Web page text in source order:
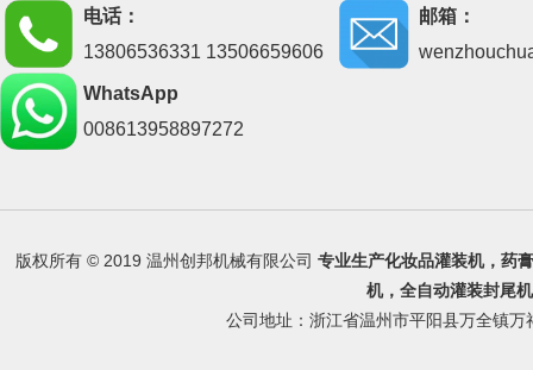
电话：
13806536331 13506659606
邮箱：
WhatsApp
008613958897272
版权所有 © 2019 温州创邦机械有限公司 专业生产化妆品灌装机， 药
机， 全自动灌装封尾机
公司地址：浙江省温州市平阳县万全镇